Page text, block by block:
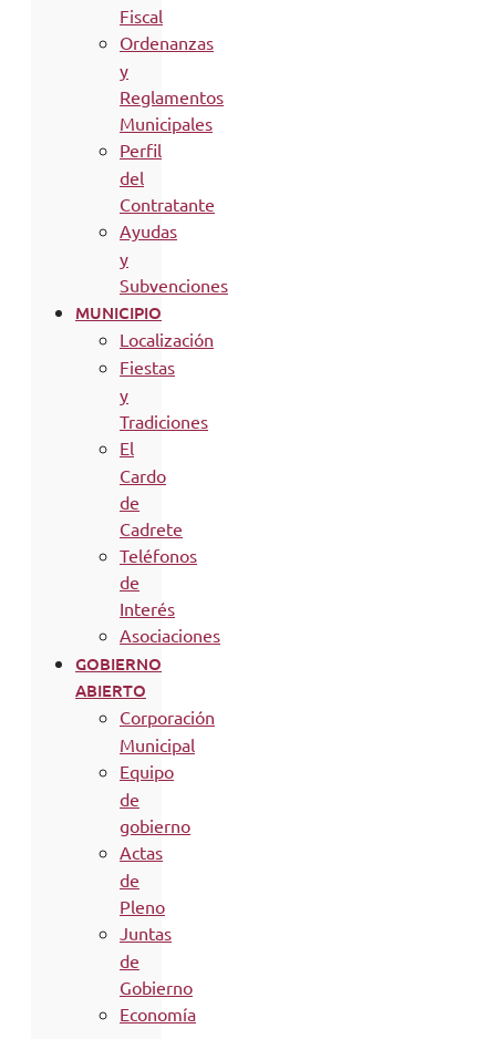
Fiscal
Ordenanzas
y
Reglamentos
Municipales
Perfil
del
Contratante
Ayudas
y
Subvenciones
MUNICIPIO
Localización
Fiestas
y
Tradiciones
El
Cardo
de
Cadrete
Teléfonos
de
Interés
Asociaciones
GOBIERNO
ABIERTO
Corporación
Municipal
Equipo
de
gobierno
Actas
de
Pleno
Juntas
de
Gobierno
Economía